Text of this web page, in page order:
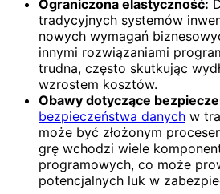
Ograniczona elastyczność:
tradycyjnych systemów
nowych wymagań
innymi rozwiązaniami
trudna, często skutkując
wzrostem kosztów.
Obawy dotyczące
bezpieczeństwa danych w
może być złożonym
grę wchodzi wiele
programowych, co może
potencjalnych luk w